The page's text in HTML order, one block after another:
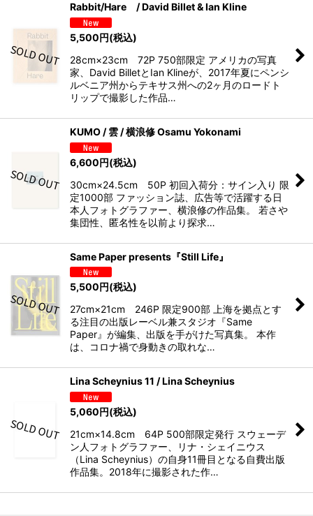
Rabbit/Hare / David Billet & Ian Kline
5,500円(税込)
28cm×23cm 72P 750部限定 アメリカの写真
家、David BilletとIan Klineが、2017年夏にペンシ
ルベニア州からテキサス州への2ヶ月のロードト
リップで撮影した作品…
KUMO / 雲 / 横浪修 Osamu Yokonami
6,600円(税込)
30cm×24.5cm 50P 初回入荷分：サイン入り 限
定1000部 ファッション誌、広告等で活躍する日
本人フォトグラファー、横浪修の作品集。 若さや
集団性、匿名性を以前より探求…
Same Paper presents『Still Life』
5,500円(税込)
27cm×21cm 246P 限定900部 上海を拠点とす
る注目の出版レーベル兼スタジオ『Same
Paper』が編集、出版を手がけた写真集。 本作
は、コロナ禍で身動きの取れな…
Lina Scheynius 11 / Lina Scheynius
5,060円(税込)
21cm×14.8cm 64P 500部限定発行 スウェーデ
ン人フォトグラファー、リナ・シェイニウス
（Lina Scheynius）の自身11冊目となる自費出版
作品集。2018年に撮影された作…